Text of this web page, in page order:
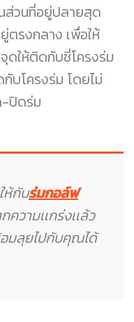
ส่วนที่อยู่ปลายสุด
ตรงกลาง เพื่อให้
ดให้ติดกับซี่โครงร่ม
บโครงร่ม โดยไม่
-ปิดร่ม
ห้กับร่มกอล์ฟ
วามเเกร่งเเล้ว
อมลุยไปกับคุณได้